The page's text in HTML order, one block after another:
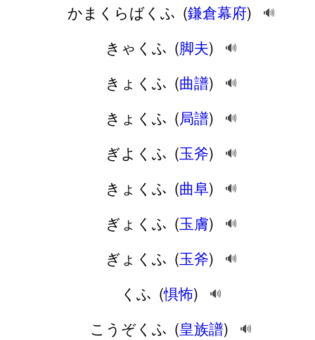
かまくらばくふ (鎌倉幕府) 🔊
きゃくふ (脚夫) 🔊
きょくふ (曲譜) 🔊
きょくふ (局譜) 🔊
ぎよくふ (玉斧) 🔊
きょくふ (曲阜) 🔊
ぎょくふ (玉膚) 🔊
ぎょくふ (玉斧) 🔊
くふ (惧怖) 🔊
こうぞくふ (皇族譜) 🔊